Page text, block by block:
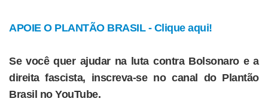
APOIE O PLANTÃO BRASIL - Clique aqui!
Se você quer ajudar na luta contra Bolsonaro e a
direita fascista, inscreva-se no canal do Plantão
Brasil no YouTube.